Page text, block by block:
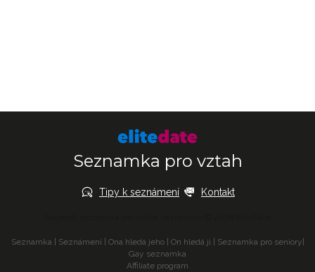
Seznamka pro vztah
Tipy k seznámení Kontakt
Seznamka Seznámení Ona hledá jeho| On hledá ji Seznamka pro seniory
Gay seznamka
Affiliate program